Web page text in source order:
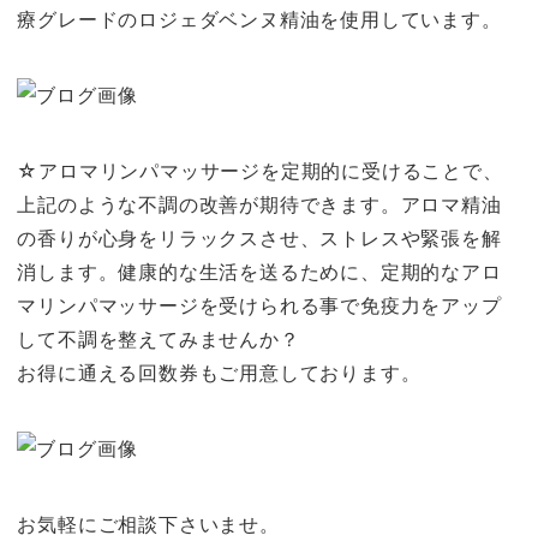
療グレードのロジェダベンヌ精油を使用しています。
☆アロマリンパマッサージを定期的に受けることで、
上記のような不調の改善が期待できます。アロマ精油
の香りが心身をリラックスさせ、ストレスや緊張を解
消します。健康的な生活を送るために、定期的なアロ
マリンパマッサージを受けられる事で免疫力をアップ
して不調を整えてみませんか？
お得に通える回数券もご用意しております。
お気軽にご相談下さいませ。